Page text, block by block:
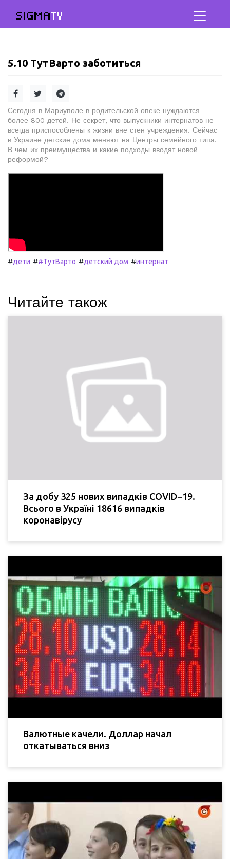
SIGMATV
5.10 ТутВарто заботиться
Сегодня в Мариуполе в родительской опеке нуждаются
более 800 детей. Не секрет, что выпускники интернатов не
всегда приспособлены к жизни вне стен учреждения. Сейчас
в Украине детские дома меняют на Центры семейного типа.
В чем их преимущества и какие подходы вводят новой
реформой?
#дети ##ТутВарто #детский дом #интернат
Читайте також
За добу 325 нових випадків COVID−19.
Всього в Україні 18616 випадків
коронавірусу
Валютные качели. Доллар начал
откатываться вниз